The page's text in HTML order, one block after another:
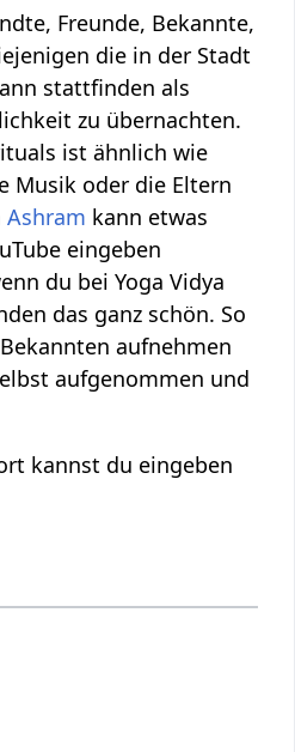
Freunde, Bekannte,
die in der Stadt
stattfinden als
zu übernachten.
ist ähnlich wie
Musik oder die Eltern
Ashram kann etwas
eingeben
du bei Yoga Vidya
das ganz schön. So
aufnehmen
aufgenommen und
kannst du eingeben